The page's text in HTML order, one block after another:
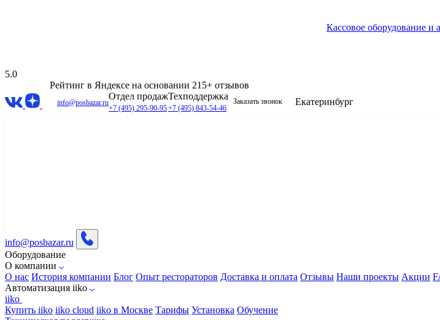
Кассовое оборудование и
5.0
Рейтинг в Яндексе на основании 215+ отзывов
info@posbazar.ru
Отдел продаж
+7 (495) 295-90-95
Техподдержка
+7 (495) 843-54-46
Заказать звонок Екатеринбург
info@posbazar.ru
Оборудование
О компании
О нас История компании Блог Опыт рестораторов Доставка и оплата Отзывы Наши проекты Акции
Автоматизация iiko
iiko
Купить iiko iiko cloud iiko в Москве Тарифы Установка Обучение